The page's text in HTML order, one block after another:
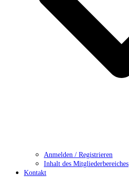
Anmelden / Registrieren
Inhalt des Mitgliederbereiches
Kontakt